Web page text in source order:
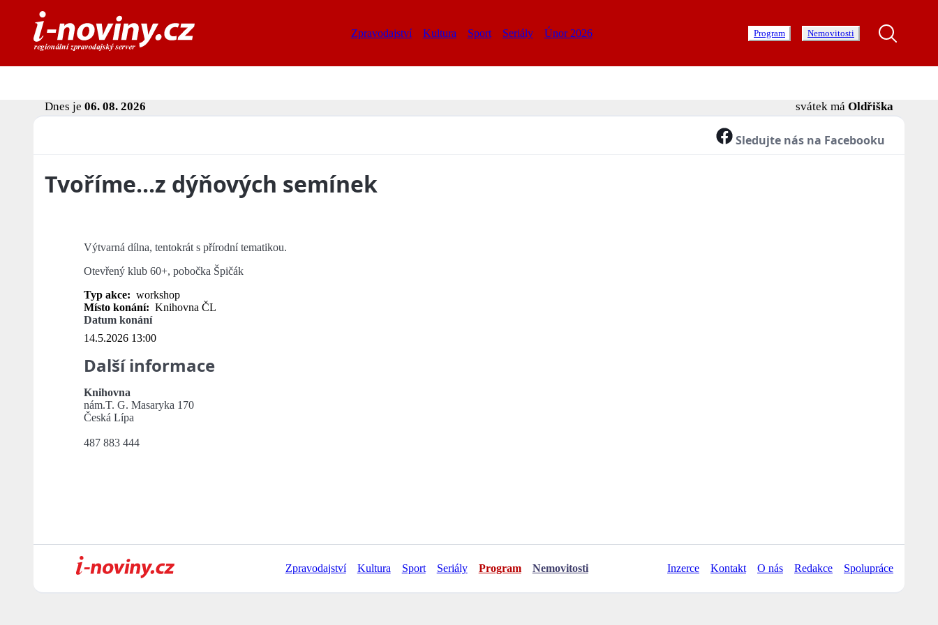
Zpravodajství Kultura Sport Seriály Únor 2026 Program Nemovitosti
Dnes je 06. 08. 2026 svátek má Oldřiška
Sledujte nás na Facebooku
Tvoříme...z dýňových semínek
Výtvarná dílna, tentokrát s přírodní tematikou.
Otevřený klub 60+, pobočka Špičák
Typ akce: workshop
Místo konání: Knihovna ČL
Datum konání
14.5.2026 13:00
Další informace
Knihovna
nám.T. G. Masaryka 170
Česká Lípa
487 883 444
Zpravodajství Kultura Sport Seriály Program Nemovitosti Inzerce Kontakt O nás Redakce Spolupráce